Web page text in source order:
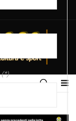
(*)